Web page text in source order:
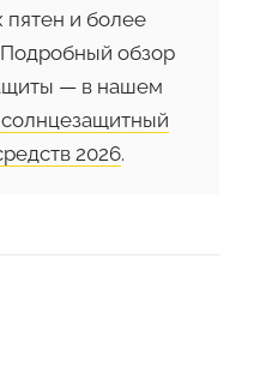
и более
обзор
— в нашем
2026.